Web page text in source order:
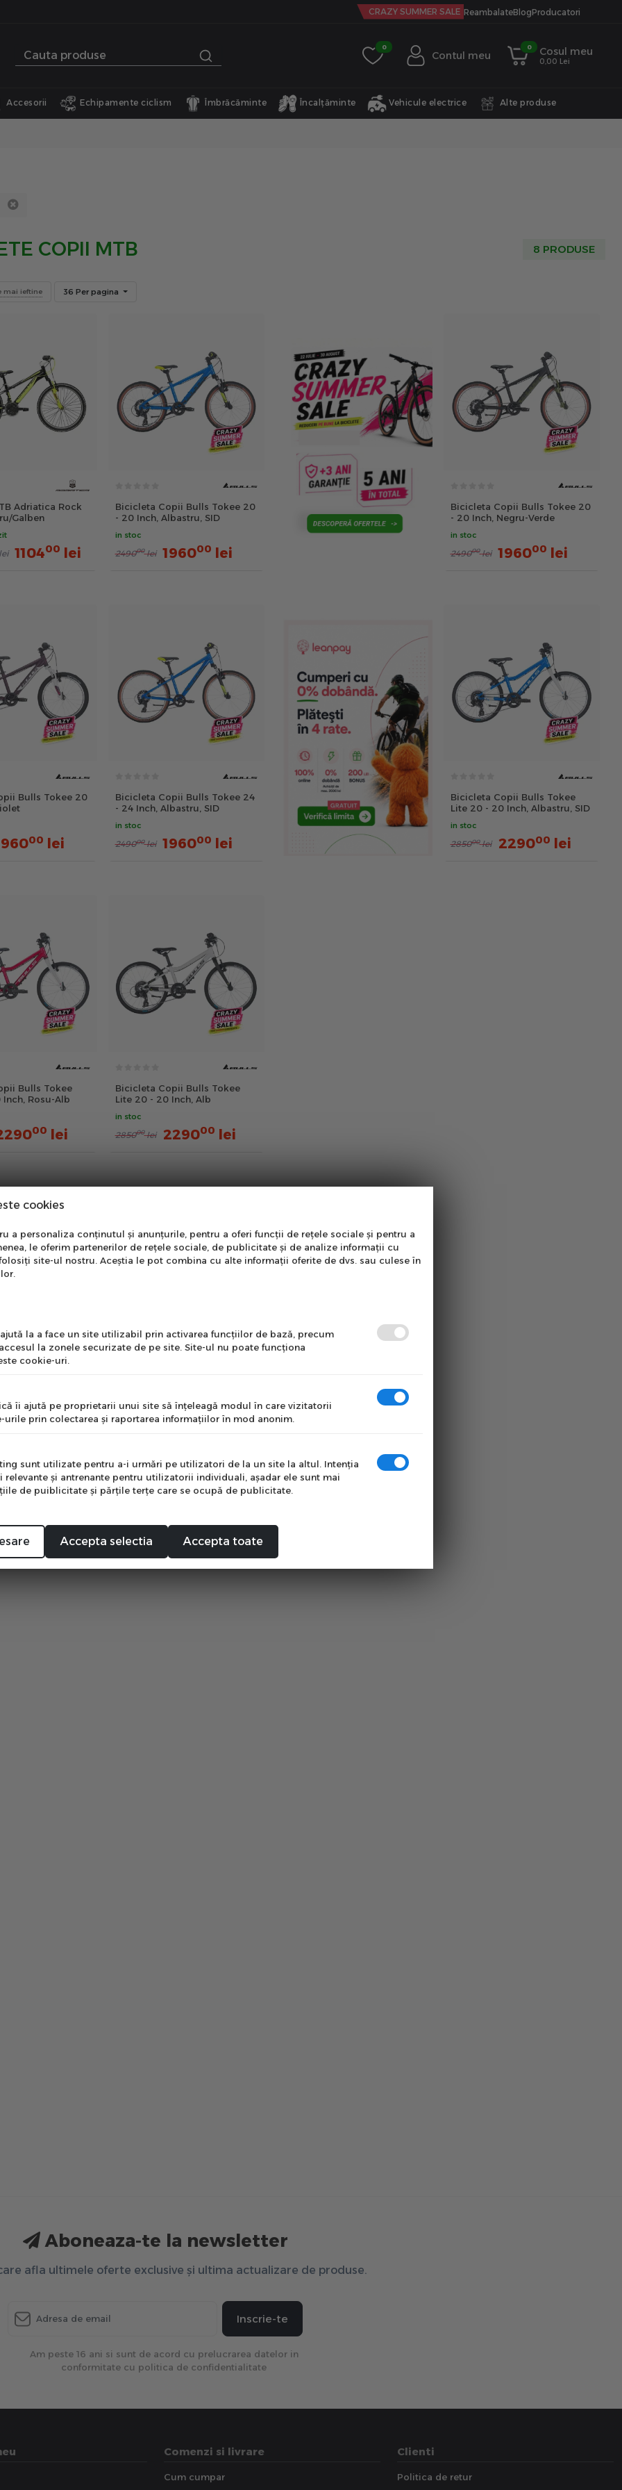
CRAZY SUMMER SALE ReambalateBlogProducatori
0
Contul meu
0 Cosul meu
0,00 Lei
Accesorii Echipamente ciclism Îmbrăcăminte Încalțăminte Vehicule electrice Alte produse
COPII MTB 8 PRODUSE
mai ieftine 36 Per pagina
Adriatica Rock
Galben
lei 110400 lei
Bicicleta Copii Bulls Tokee 20
- 20 Inch, Albastru, SID
in stoc
249000 lei 196000 lei
Bicicleta Copii Bulls Tokee 20
- 20 Inch, Negru-Verde
in stoc
249000 lei 196000 lei
Bulls Tokee 20
00 lei
Bicicleta Copii Bulls Tokee 24
- 24 Inch, Albastru, SID
in stoc
249000 lei 196000 lei
Bicicleta Copii Bulls Tokee
Lite 20 - 20 Inch, Albastru, SID
in stoc
285000 lei 229000 lei
Bulls Tokee
Rosu-Alb
00 lei
Bicicleta Copii Bulls Tokee
Lite 20 - 20 Inch, Alb
in stoc
285000 lei 229000 lei
Aboneaza-te la newsletter
afla ultimele oferte exclusive și ultima actualizare de produse.
Inscrie-te
Am peste 16 ani si sunt de acord cu prelucrarea datelor in
conformitate cu politica de confidentialitate
Comenzi si livrare
Cum cumpar
Clienti
Politica de retur
cookies
a personaliza conținutul și anunțurile, pentru a oferi funcții de rețele sociale și pentru a
le oferim partenerilor de rețele sociale, de publicitate și de analize informații cu
site-ul nostru. Aceștia le pot combina cu alte informații oferite de dvs. sau culese în
la a face un site utilizabil prin activarea funcţiilor de bază, precum
la zonele securizate de pe site. Site-ul nu poate funcţiona
cookie-uri.
îi ajută pe proprietarii unui site să înţeleagă modul în care vizitatorii
urile prin colectarea şi raportarea informaţiilor în mod anonim.
sunt utilizate pentru a-i urmări pe utilizatori de la un site la altul. Intenţia
relevante şi antrenante pentru utilizatorii individuali, aşadar ele sunt mai
de puiblicitate şi părţile terţe care se ocupă de publicitate.
Accepta selectia Accepta toate
Newsletter
te la newsletter
a primi cele mai noi
Mă abonez